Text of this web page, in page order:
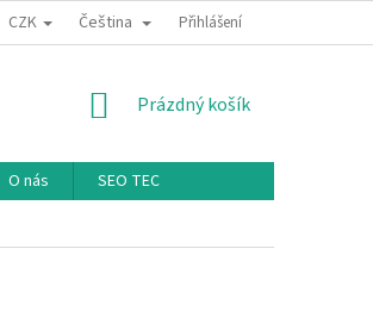
CZK Čeština Přihlášení
NÁKUPNÍ KOŠÍK
Prázdný košík
O nás
SEO TEC